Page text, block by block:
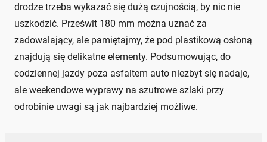
drodze trzeba wykazać się dużą czujnością, by nic nie
uszkodzić. Prześwit 180 mm można uznać za
zadowalający, ale pamiętajmy, że pod plastikową osłoną
znajdują się delikatne elementy. Podsumowując, do
codziennej jazdy poza asfaltem auto niezbyt się nadaje,
ale weekendowe wyprawy na szutrowe szlaki przy
odrobinie uwagi są jak najbardziej możliwe.